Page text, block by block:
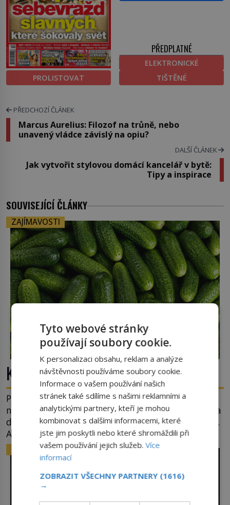
PROLISTOVAT
PŘEDPLATNÉ
ELEKTRONICKÉ
TIŠTĚNÉ
PŘEDCHOZÍ ČLÁNEK
Marcus Aurelius: Filozof na trůně, nebo
unavený vládce závislý na opiu?
DALŠÍ ČLÁNEK
Jak vytvořit stylovou domácí kancelář v bytě:
Tipy a inspirace
SOUVISEJÍCÍ ČLÁNKY
ZAJÍMAVOSTI
Kde se vzala okurková sezóna?
Prostě období, kdy se téměř nic neděje. Divadla
nehrají, v parlamentu se nehlasuje, všichni jsou na
dovolené a média tak nemají o čem mluvit a psát.
A vymýšlejí si proto témata, které nikoho
nezajímají. Proč je však ona letní doba spojovaná
zrovna s okurkami? Okurkovou sezónu známe už
od poloviny 19. století, ovšem jako Češi […]
ZAJÍMAVOSTI
Tyto webové stránky
používají soubory cookie.
K personalizaci obsahu, reklam a analýze
návštěvnosti používáme soubory cookie.
Informace o vašem používání našich
stránek také sdílíme s našimi reklamními a
analytickými partnery, kteří je mohou
kombinovat s dalšími informacemi, které
jste jim poskytli nebo které shromáždili při
vašem používání jejich služeb.Více
informací
ZOBRAZIT VŠECHNY PARTNERY (1616)
→